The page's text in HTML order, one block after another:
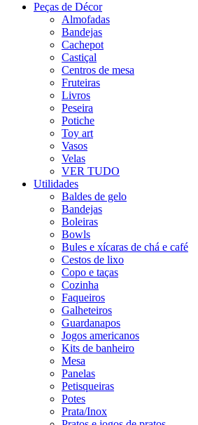
Peças de Décor
Almofadas
Bandejas
Cachepot
Castiçal
Centros de mesa
Fruteiras
Livros
Peseira
Potiche
Toy art
Vasos
Velas
VER TUDO
Utilidades
Baldes de gelo
Bandejas
Boleiras
Bowls
Bules e xícaras de chá e café
Cestos de lixo
Copo e taças
Cozinha
Faqueiros
Galheteiros
Guardanapos
Jogos americanos
Kits de banheiro
Mesa
Panelas
Petisqueiras
Potes
Prata/Inox